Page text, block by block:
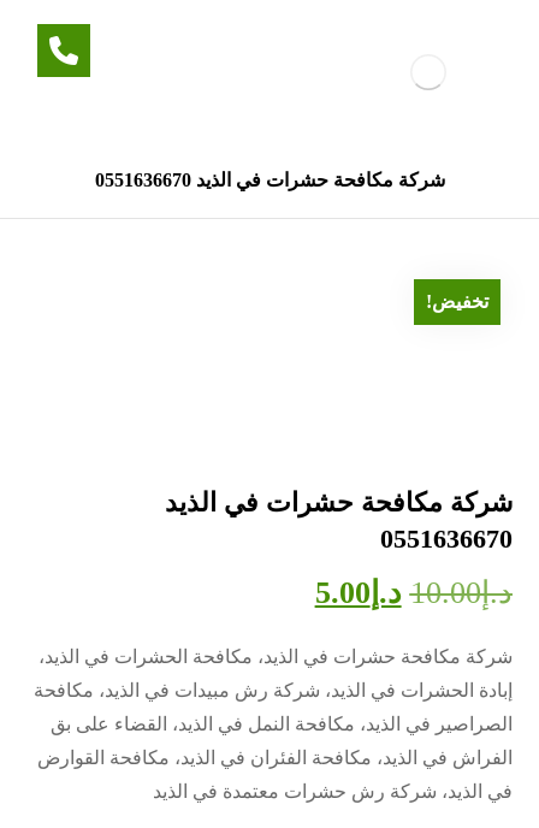
شركة مكافحة حشرات في الذيد 0551636670
تخفيض!
شركة مكافحة حشرات في الذيد
0551636670
د.إ10.00 د.إ 5.00
شركة مكافحة حشرات في الذيد، مكافحة الحشرات في الذيد،
إبادة الحشرات في الذيد، شركة رش مبيدات في الذيد، مكافحة
الصراصير في الذيد، مكافحة النمل في الذيد، القضاء على بق
الفراش في الذيد، مكافحة الفئران في الذيد، مكافحة القوارض
في الذيد، شركة رش حشرات معتمدة في الذيد